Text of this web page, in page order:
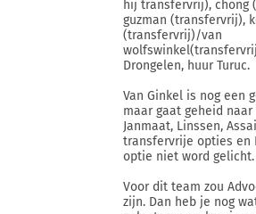
hij transfervrij), chong
guzman (transfervrij),
(transfervrij)/van
Drongelen, huur Turuc.
Van Ginkel is nog een
maar gaat geheid naar
Janmaat, Linssen,
transfervrije opties en
optie niet word gelicht.
Voor dit team zou
zijn. Dan heb je nog